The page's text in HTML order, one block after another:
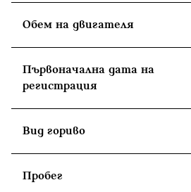
Обем на двигателя
Първоначална дата на
регистрация
Вид гориво
Пробег